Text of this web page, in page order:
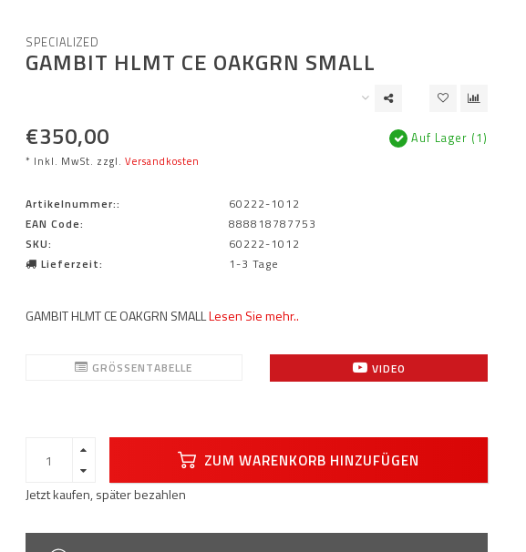
SPECIALIZED
GAMBIT HLMT CE OAKGRN SMALL
€350,00
* Inkl. MwSt. zzgl. Versandkosten
Auf Lager (1)
Artikelnummer::
60222-1012
EAN Code:
888818787753
SKU:
60222-1012
Lieferzeit:
1-3 Tage
GAMBIT HLMT CE OAKGRN SMALLLesen Sie mehr..
GRÖSSENTABELLE VIDEO
ZUM WARENKORB HINZUFÜGEN
Jetzt kaufen, später bezahlen